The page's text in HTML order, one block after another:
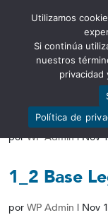
Abrir
porWP Admin|Nov
1_2 Base
por WP Admin | Nov
Utilizamos
Si continúa
nuestros
Política de